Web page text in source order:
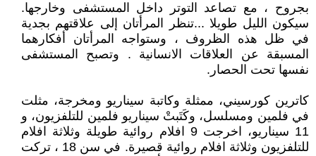
بجروح ، مع تصاعد التوتر داخل المستشفى وخارجها.
سيكون الليل طويلا ...تنظر المرأتان إلى علاقتهم بجدية
في ظل هذه الظروف ، وستواجه المرأتان أفكارهما
المسبقة عن العلاقات الانسانية . وتصبح المستشفى
نفسها تحت الحصار.
كاترين كورسيني، ممثلة وكاتبة سيناريو ومخرجة، مثلت
في فلمين ومسلسل، وكَتَبتْ سيناريو فلمين للتلفزيون، و
11 سيناريو، اخرجت 9 افلام روائية طويلة وثلاثة افلام
للتلفزيون وثلاثة افلام روائية قصيرة. في سن 18 ، تركت